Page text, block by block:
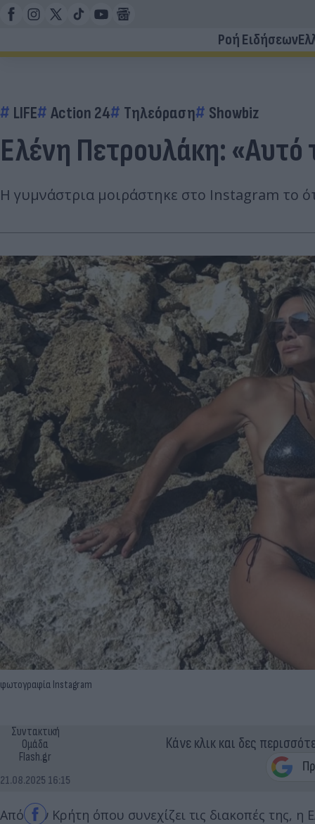
Ροή Ειδήσεων
LIFE Action 24 Τηλεόραση Showbiz
Ελένη Πετρουλάκη: «Αυτό
Η γυμνάστρια μοιράστηκε στο Instagram το
φωτογραφία Instagram
Συντακτική
Ομάδα
Flash.gr
21.08.2025 16:15
Κάνε κλικ και δες
Από την Κρήτη όπου συνεχίζει τις διακοπές της,